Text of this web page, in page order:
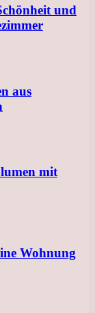
und
aus
mit
Wohnung